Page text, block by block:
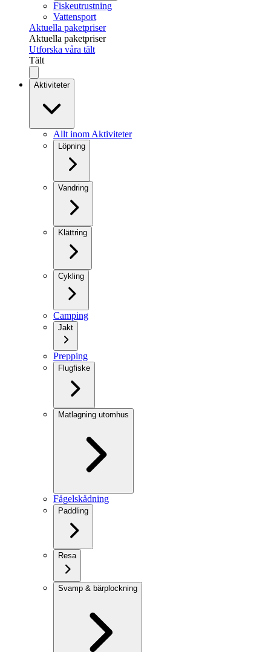
Fiskeutrustning
Vattensport
Aktuella paketpriser
Aktuella paketpriser
Utforska våra tält
Tält
Aktiviteter
Allt inom Aktiviteter
Löpning
Vandring
Klättring
Cykling
Camping
Jakt
Prepping
Flugfiske
Matlagning utomhus
Fågelskådning
Paddling
Resa
Svamp & bärplockning